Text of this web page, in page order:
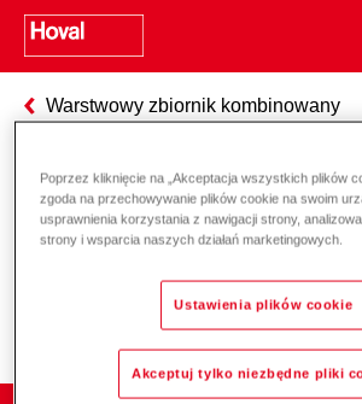
Warstwowy zbiornik kombinowany
Odpowiedzialność za
Poprzez kliknięcie na „Akceptacja wszystkich plików
zgoda na przechowywanie plików cookie na swoim
usprawnienia korzystania z nawigacji strony,
strony i wsparcia naszych działań marketingowych.
Ustawienia plików cookie
Akceptuj tylko niezbędne pliki